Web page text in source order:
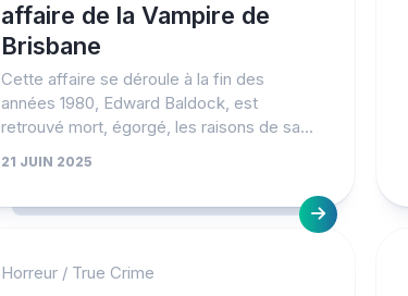
affaire de la Vampire de
Brisbane
Cette affaire se déroule à la fin des
années 1980, Edward Baldock, est
retrouvé mort, égorgé, les raisons de sa...
21 JUIN 2025
Horreur / True Crime